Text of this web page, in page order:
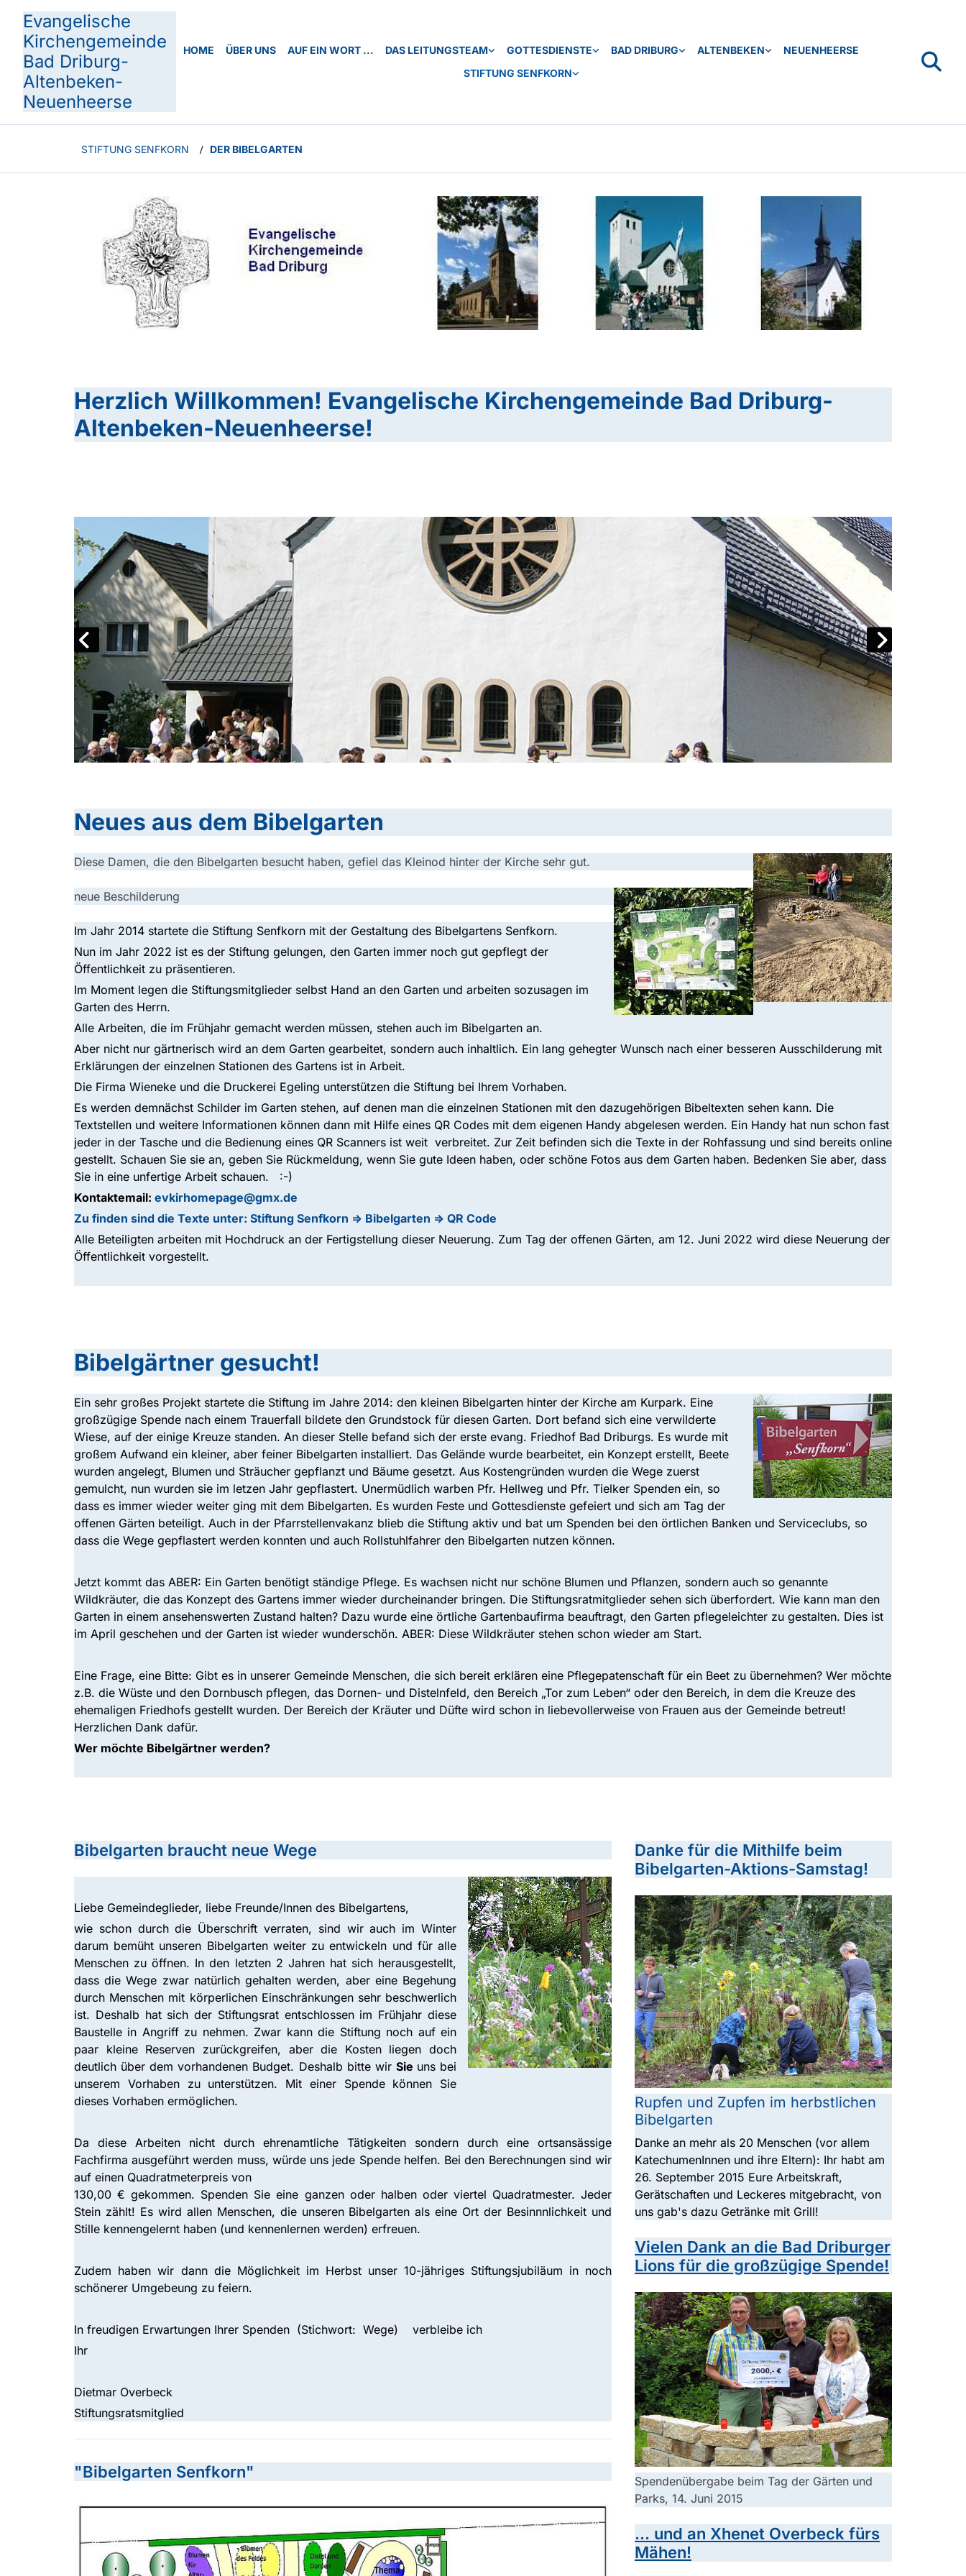
Evangelische
Kirchengemeinde
Bad Driburg-
Altenbeken-
Neuenheerse
HOME ÜBER UNS AUF EIN WORT ... DAS LEITUNGSTEAM GOTTESDIENSTE BAD DRIBURG ALTENBEKEN
NEUENHEERSE
STIFTUNG SENFKORN
STIFTUNG SENFKORN / DER BIBELGARTEN
Herzlich Willkommen! Evangelische Kirchengemeinde Bad Driburg-
Altenbeken-Neuenheerse!
Neues aus dem Bibelgarten
Diese Damen, die den Bibelgarten besucht haben, gefiel das Kleinod hinter der Kirche sehr gut.
neue Beschilderung
Im Jahr 2014 startete die Stiftung Senfkorn mit der Gestaltung des Bibelgartens Senfkorn.
Nun im Jahr 2022 ist es der Stiftung gelungen, den Garten immer noch gut gepflegt der
Öffentlichkeit zu präsentieren.
Im Moment legen die Stiftungsmitglieder selbst Hand an den Garten und arbeiten sozusagen im
Garten des Herrn.
Alle Arbeiten, die im Frühjahr gemacht werden müssen, stehen auch im Bibelgarten an.
Aber nicht nur gärtnerisch wird an dem Garten gearbeitet, sondern auch inhaltlich. Ein lang gehegter Wunsch nach einer besseren Ausschilderung mit
Erklärungen der einzelnen Stationen des Gartens ist in Arbeit.
Die Firma Wieneke und die Druckerei Egeling unterstützen die Stiftung bei Ihrem Vorhaben.
Es werden demnächst Schilder im Garten stehen, auf denen man die einzelnen Stationen mit den dazugehörigen Bibeltexten sehen kann. Die
Textstellen und weitere Informationen können dann mit Hilfe eines QR Codes mit dem eigenen Handy abgelesen werden. Ein Handy hat nun schon fast
jeder in der Tasche und die Bedienung eines QR Scanners ist weit verbreitet. Zur Zeit befinden sich die Texte in der Rohfassung und sind bereits online
gestellt. Schauen Sie sie an, geben Sie Rückmeldung, wenn Sie gute Ideen haben, oder schöne Fotos aus dem Garten haben. Bedenken Sie aber, dass
Sie in eine unfertige Arbeit schauen. :-)
Kontaktemail: evkirhomepage@gmx.de
Zu finden sind die Texte unter: Stiftung Senfkorn => Bibelgarten => QR Code
Alle Beteiligten arbeiten mit Hochdruck an der Fertigstellung dieser Neuerung. Zum Tag der offenen Gärten, am 12. Juni 2022 wird diese Neuerung der
Öffentlichkeit vorgestellt.
Bibelgärtner gesucht!
Ein sehr großes Projekt startete die Stiftung im Jahre 2014: den kleinen Bibelgarten hinter der Kirche am Kurpark. Eine
großzügige Spende nach einem Trauerfall bildete den Grundstock für diesen Garten. Dort befand sich eine verwilderte
Wiese, auf der einige Kreuze standen. An dieser Stelle befand sich der erste evang. Friedhof Bad Driburgs. Es wurde mit
großem Aufwand ein kleiner, aber feiner Bibelgarten installiert. Das Gelände wurde bearbeitet, ein Konzept erstellt, Beete
wurden angelegt, Blumen und Sträucher gepflanzt und Bäume gesetzt. Aus Kostengründen wurden die Wege zuerst
gemulcht, nun wurden sie im letzen Jahr gepflastert. Unermüdlich warben Pfr. Hellweg und Pfr. Tielker Spenden ein, so
dass es immer wieder weiter ging mit dem Bibelgarten. Es wurden Feste und Gottesdienste gefeiert und sich am Tag der
offenen Gärten beteiligt. Auch in der Pfarrstellenvakanz blieb die Stiftung aktiv und bat um Spenden bei den örtlichen Banken und Serviceclubs, so
dass die Wege gepflastert werden konnten und auch Rollstuhlfahrer den Bibelgarten nutzen können.
Jetzt kommt das ABER: Ein Garten benötigt ständige Pflege. Es wachsen nicht nur schöne Blumen und Pflanzen, sondern auch so genannte
Wildkräuter, die das Konzept des Gartens immer wieder durcheinander bringen. Die Stiftungsratmitglieder sehen sich überfordert. Wie kann man den
Garten in einem ansehenswerten Zustand halten? Dazu wurde eine örtliche Gartenbaufirma beauftragt, den Garten pflegeleichter zu gestalten. Dies ist
im April geschehen und der Garten ist wieder wunderschön. ABER: Diese Wildkräuter stehen schon wieder am Start.
Eine Frage, eine Bitte: Gibt es in unserer Gemeinde Menschen, die sich bereit erklären eine Pflegepatenschaft für ein Beet zu übernehmen? Wer möchte
z.B. die Wüste und den Dornbusch pflegen, das Dornen- und Distelnfeld, den Bereich „Tor zum Leben“ oder den Bereich, in dem die Kreuze des
ehemaligen Friedhofs gestellt wurden. Der Bereich der Kräuter und Düfte wird schon in liebevollerweise von Frauen aus der Gemeinde betreut!
Herzlichen Dank dafür.
Wer möchte Bibelgärtner werden?
Bibelgarten braucht neue Wege
Liebe Gemeindeglieder, liebe Freunde/Innen des Bibelgartens,
wie schon durch die Überschrift verraten, sind wir auch im Winter
darum bemüht unseren Bibelgarten weiter zu entwickeln und für alle
Menschen zu öffnen. In den letzten 2 Jahren hat sich herausgestellt,
dass die Wege zwar natürlich gehalten werden, aber eine Begehung
durch Menschen mit körperlichen Einschränkungen sehr beschwerlich
ist. Deshalb hat sich der Stiftungsrat entschlossen im Frühjahr diese
Baustelle in Angriff zu nehmen. Zwar kann die Stiftung noch auf ein
paar kleine Reserven zurückgreifen, aber die Kosten liegen doch
deutlich über dem vorhandenen Budget. Deshalb bitte wir Sie uns bei
unserem Vorhaben zu unterstützen. Mit einer Spende können Sie
dieses Vorhaben ermöglichen.
Da diese Arbeiten nicht durch ehrenamtliche Tätigkeiten sondern durch eine ortsansässige
Fachfirma ausgeführt werden muss, würde uns jede Spende helfen. Bei den Berechnungen sind wir
auf einen Quadratmeterpreis von
130,00 € gekommen. Spenden Sie eine ganzen oder halben oder viertel Quadratmester. Jeder
Stein zählt! Es wird allen Menschen, die unseren Bibelgarten als eine Ort der Besinnnlichkeit und
Stille kennengelernt haben (und kennenlernen werden) erfreuen.
Zudem haben wir dann die Möglichkeit im Herbst unser 10-jähriges Stiftungsjubiläum in noch
schönerer Umgebeung zu feiern.
In freudigen Erwartungen Ihrer Spenden (Stichwort: Wege) verbleibe ich
Ihr
Dietmar Overbeck
Stiftungsratsmitglied
"Bibelgarten Senfkorn"
Danke für die Mithilfe beim
Bibelgarten-Aktions-Samstag!
Rupfen und Zupfen im herbstlichen
Bibelgarten
Danke an mehr als 20 Menschen (vor allem
KatechumenInnen und ihre Eltern): Ihr habt am
26. September 2015 Eure Arbeitskraft,
Gerätschaften und Leckeres mitgebracht, von
uns gab's dazu Getränke mit Grill!
Vielen Dank an die Bad Driburger
Lions für die großzügige Spende!
Spendenübergabe beim Tag der Gärten und
Parks, 14. Juni 2015
... und an Xhenet Overbeck fürs
Mähen!